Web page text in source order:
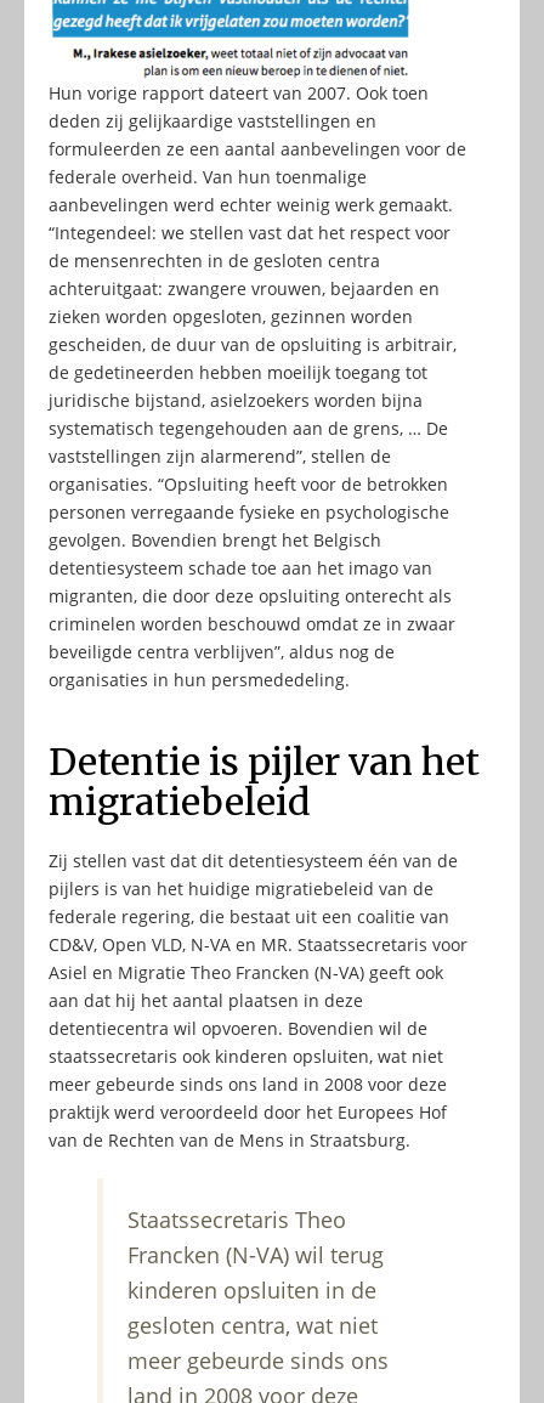
Hun vorige rapport dateert van 2007. Ook toen
deden zij gelijkaardige vaststellingen en
formuleerden ze een aantal aanbevelingen voor de
federale overheid. Van hun toenmalige
aanbevelingen werd echter weinig werk gemaakt.
“Integendeel: we stellen vast dat het respect voor
de mensenrechten in de gesloten centra
achteruitgaat: zwangere vrouwen, bejaarden en
zieken worden opgesloten, gezinnen worden
gescheiden, de duur van de opsluiting is arbitrair,
de gedetineerden hebben moeilijk toegang tot
juridische bijstand, asielzoekers worden bijna
systematisch tegengehouden aan de grens, … De
vaststellingen zijn alarmerend”, stellen de
organisaties. “Opsluiting heeft voor de betrokken
personen verregaande fysieke en psychologische
gevolgen. Bovendien brengt het Belgisch
detentiesysteem schade toe aan het imago van
migranten, die door deze opsluiting onterecht als
criminelen worden beschouwd omdat ze in zwaar
beveiligde centra verblijven”, aldus nog de
organisaties in hun persmededeling.
Detentie is pijler van het
migratiebeleid
Zij stellen vast dat dit detentiesysteem één van de
pijlers is van het huidige migratiebeleid van de
federale regering, die bestaat uit een coalitie van
CD&V, Open VLD, N-VA en MR. Staatssecretaris voor
Asiel en Migratie Theo Francken (N-VA) geeft ook
aan dat hij het aantal plaatsen in deze
detentiecentra wil opvoeren. Bovendien wil de
staatssecretaris ook kinderen opsluiten, wat niet
meer gebeurde sinds ons land in 2008 voor deze
praktijk werd veroordeeld door het Europees Hof
van de Rechten van de Mens in Straatsburg.
Staatssecretaris Theo
Francken (N-VA) wil terug
kinderen opsluiten in de
gesloten centra, wat niet
meer gebeurde sinds ons
land in 2008 voor deze